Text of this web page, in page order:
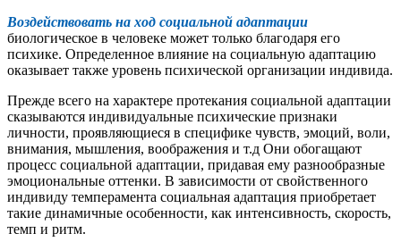
Воздействовать на ход социальной адаптации
биологическое в человеке может только благодаря его
психике. Определенное влияние на социальную адаптацию
оказывает также уровень психической организации индивида.
Прежде всего на характере протекания социальной адаптации
сказываются индивидуальные психические признаки
личности, проявляющиеся в специфике чувств, эмоций, воли,
внимания, мышления, воображения и т.д Они обогащают
процесс социальной адаптации, придавая ему разнообразные
эмоциональные оттенки. В зависимости от свойственного
индивиду темперамента социальная адаптация приобретает
такие динамичные особенности, как интенсивность, скорость,
темп и ритм.